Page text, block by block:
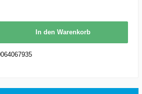
In den Warenkorb